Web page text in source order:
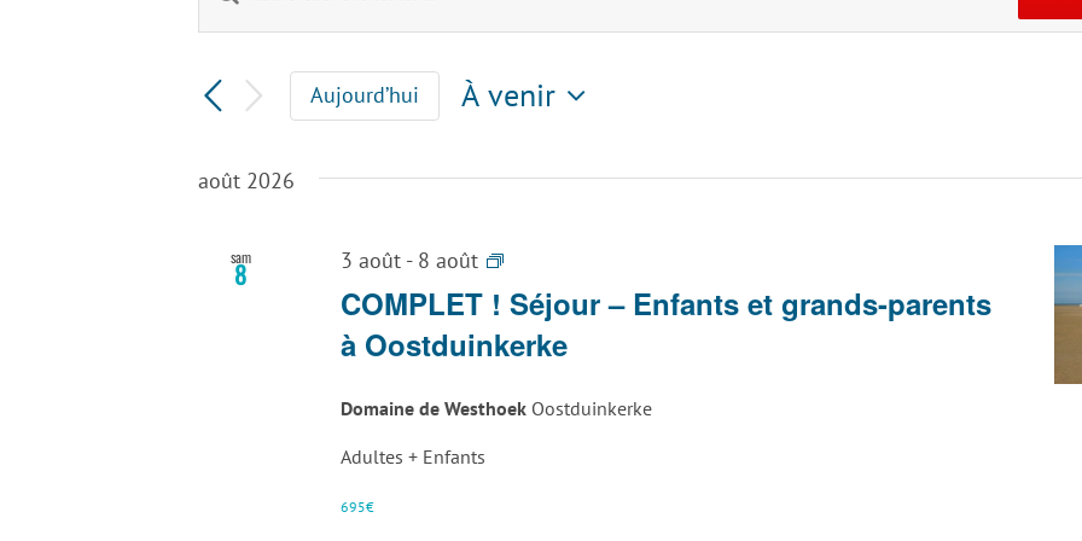
Recherche
et
navigation
de
Évènements
mot-
Évènements
clé.
Aujourd’hui
À venir
date.
août 2026
sam
8 3 août - 8 août
Séjour
–
Enfants
et
parents
COMPLET ! Séjour – Enfants et grands-parents
à Oostduinkerke
Domaine de Westhoek Oostduinkerke
Adultes + Enfants
695€